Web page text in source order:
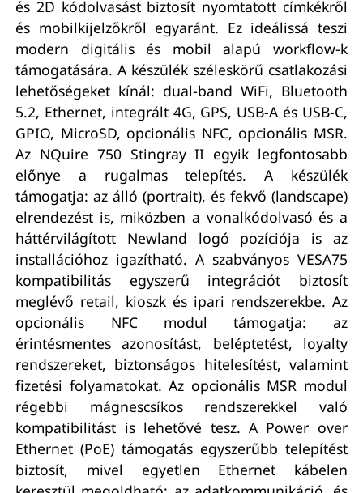
és 2D kódolvasást biztosít nyomtatott címkékről
és mobilkijelzőkről egyaránt. Ez ideálissá teszi
modern digitális és mobil alapú workflow-k
támogatására. A készülék széleskörű csatlakozási
lehetőségeket kínál: dual-band WiFi, Bluetooth
5.2, Ethernet, integrált 4G, GPS, USB-A és USB-C,
GPIO, MicroSD, opcionális NFC, opcionális MSR.
Az NQuire 750 Stingray II egyik legfontosabb
előnye a rugalmas telepítés. A készülék
támogatja: az álló (portrait), és fekvő (landscape)
elrendezést is, miközben a vonalkódolvasó és a
háttérvilágított Newland logó pozíciója is az
installációhoz igazítható. A szabványos VESA75
kompatibilitás egyszerű integrációt biztosít
meglévő retail, kioszk és ipari rendszerekbe. Az
opcionális NFC modul támogatja: az
érintésmentes azonosítást, beléptetést, loyalty
rendszereket, biztonságos hitelesítést, valamint
fizetési folyamatokat. Az opcionális MSR modul
régebbi mágnescsíkos rendszerekkel való
kompatibilitást is lehetővé tesz. A Power over
Ethernet (PoE) támogatás egyszerűbb telepítést
biztosít, mivel egyetlen Ethernet kábelen